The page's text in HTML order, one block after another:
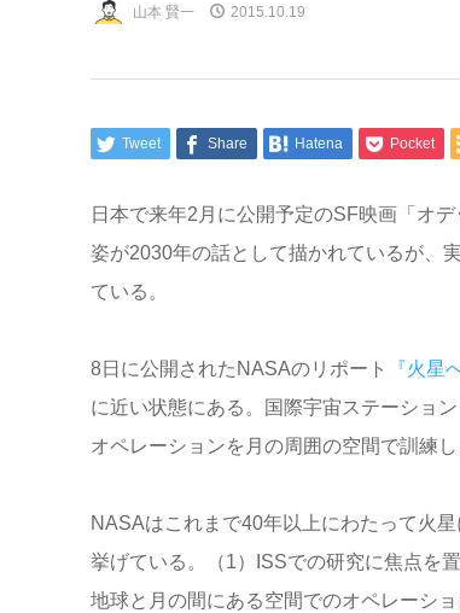
山本 賢一 2015.10.19
Tweet Share Hatena Pocket
日本で来年2月に公開予定のSF映画「オ
姿が2030年の話として描かれているが、
ている。
8日に公開されたNASAのリポート 『火星
に近い状態にある。国際宇宙ステーショ
オペレーションを月の周囲の空間で訓練
NASAはこれまで40年以上にわたって火
挙げている。（1）ISSでの研究に焦点を
地球と月の間にある空間でのオペレーシ